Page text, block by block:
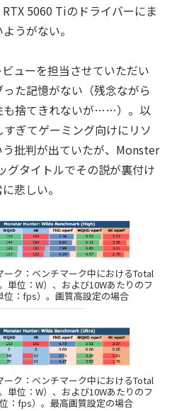
5060 Tiのドライバーにま
うがない。
ューを担当させていただい
た記憶がない（残念ながら
も捨てきれないが……）。以
ぎてゲーミング向けにリソ
批判が出ていたが、Monster
タイトルでその説が裏付け
悲しい。
ク：ベンチマーク中におけるTotal
単位：W）、および10Wあたりのフ
位：fps）。画質高設定の場合
ク：ベンチマーク中におけるTotal
単位：W）、および10Wあたりのフ
：fps）。最高画質設定の場合